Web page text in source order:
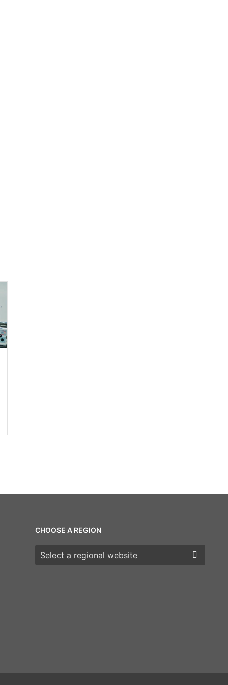
CHOOSE A REGION
Choose a region